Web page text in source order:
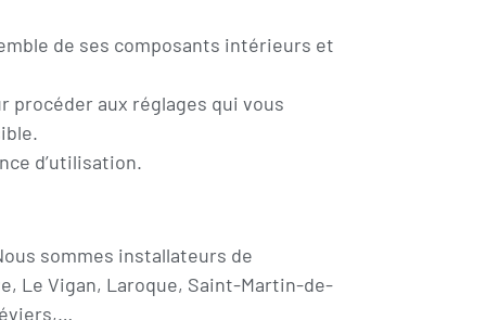
de ses composants intérieurs et
procéder aux réglages qui vous
d’utilisation.
sommes installateurs de
Le Vigan, Laroque, Saint-Martin-de-